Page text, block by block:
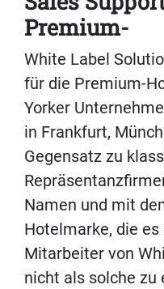
Premium-
White Label
für die Premium-
Yorker
in Frankfurt,
Gegensatz zu
Namen und mit
Hotelmarke, die
Mitarbeiter von
nicht als solche zu